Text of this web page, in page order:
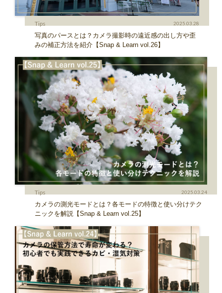
Tips 2025.03.28
写真のパースとは？カメラ撮影時の遠近感の出し方や歪
みの補正方法を紹介【Snap & Learn vol.26】
Tips 2025.03.24
カメラの測光モードとは？各モードの特徴と使い分けテク
ニックを解説【Snap & Learn vol.25】